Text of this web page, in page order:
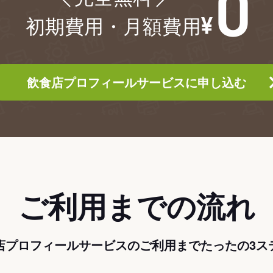
初期費用・月額費用
飲食店プロフィールサービスに申し込む
ご利用までの流れ
プロフィールサービスのご利用までたったの3ス